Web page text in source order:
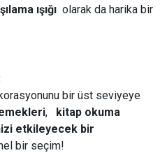
ışığı olarak da harika bir
bir üst seviyeye
, kitap okuma
etkileyecek bir
bir seçim!